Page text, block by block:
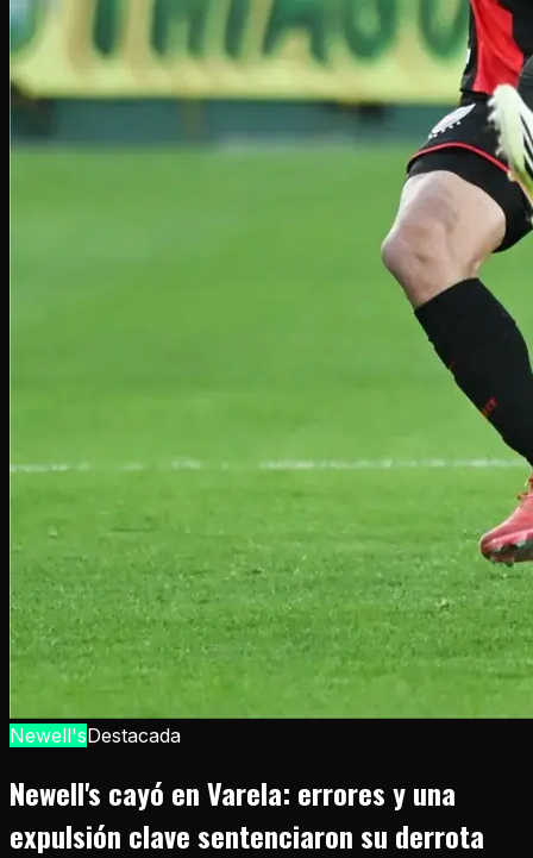
Newell'sDestacada
Newell's cayó en Varela: errores y una
expulsión clave sentenciaron su derrota